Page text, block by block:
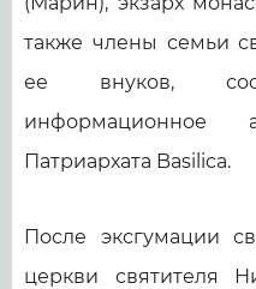
также члены семьи
ее внуков,
информационное
Патриархата Basilica.
После эксгумации
церкви святителя